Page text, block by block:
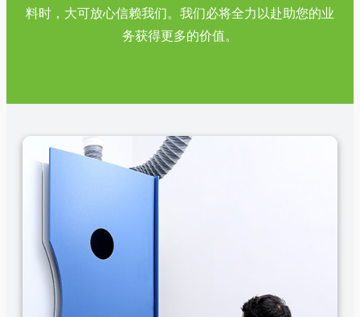
料时，大可放心信赖我们。我们必将全力以赴助您的业
务获得更多的价值。